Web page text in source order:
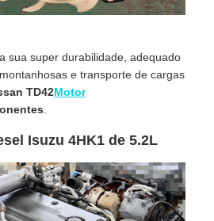
sua super durabilidade, adequado
e transporte de cargas
TD42Motor
.
Isuzu 4HK1 de 5.2L